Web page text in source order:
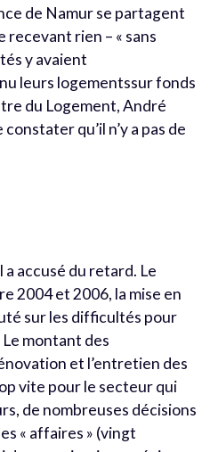
de Namur se partagent
recevant rien – « sans
y avaient
leurs logementssur fonds
du Logement, André
constater qu’il n’y a pas de
a accusé du retard. Le
2004 et 2006, la mise en
sur les difficultés pour
Le montant des
et l’entretien des
vite pour le secteur qui
de nombreuses décisions
« affaires » (vingt